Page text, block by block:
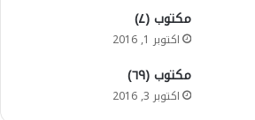
مکتوب (۷)
اکتوبر 1, 2016
مکتوب (۶۹)
اکتوبر 3, 2016